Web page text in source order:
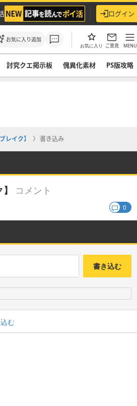
ログイン
お気に入り追加
お気に入り ご意見 MENU
討究クエ掲示板 傀異化素材 PS版攻略
レイク】 書き込み
コメント
0
書き込む
む